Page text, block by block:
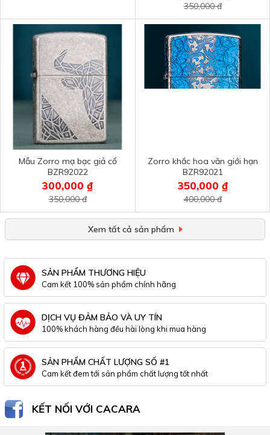
350,000 đ
Mẫu Zorro mạ bạc giả cổ
BZR92022
300,000 ₫
350,000 đ
Zorro khắc hoa văn giới hạn
BZR92021
350,000 ₫
400,000 đ
Xem tất cả sản phẩm
SẢN PHẨM THƯƠNG HIỆU
Cam kết 100% sản phẩm chính hãng
DỊCH VỤ ĐẢM BẢO VÀ UY TÍN
100% khách hàng đều hài lòng khi mua hàng
SẢN PHẨM CHẤT LƯỢNG SỐ #1
Cam kết đem tới sản phẩm chất lượng tốt nhất
KẾT NỐI VỚI CACARA